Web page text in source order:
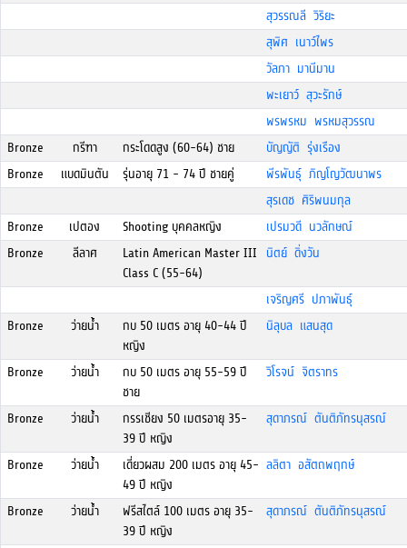
สุวรรณลี วิริยะ
สุพิศ เนาว์ไพร
วัลภา มานีมาน
พะเยาว์ สุวะรักษ์
พรพรหม พรหมสุวรรณ
Bronze
กรีฑา กระโดดสูง (60-64) ชาย
บัญญัติ รุ่งเรือง
Bronze
แบดมินตัน รุ่นอายุ 71 - 74 ปี ชายคู่
พีรพันธุ์ ภิญโญวัฒนาพร
สุรเดช ศิริพนมกุล
Bronze
เปตอง Shooting บุคคลหญิง
เปรมวดี นวลักษณ์
Bronze
ลีลาศ
Latin American Master III
Class C (55-64)
นิตย์ ดิ่งวัน
เจริญศรี ปภาพันธ์ุ
Bronze
ว่ายน้ำ
กบ 50 เมตร อายุ 40-44 ปี
หญิง
นิลุบล แสนสุด
Bronze ว่ายน้ำ
กบ 50 เมตร อายุ 55-59 ปี
ชาย
วิโรจน์ จิตราทร
Bronze ว่ายน้ำ
กรรเชียง 50 เมตรอายุ 35-
39 ปี หญิง
สุดาภรณ์ ตันติภัทรนุสรณ์
Bronze ว่ายน้ำ
เดี่ยวผสม 200 เมตร อายุ 45-
49 ปี หญิง
ลลิตา อสัตถพฤกษ์
Bronze ว่ายน้ำ
ฟรีสไตล์ 100 เมตร อายุ 35-
39 ปี หญิง
สุดาภรณ์ ตันติภัทรนุสรณ์